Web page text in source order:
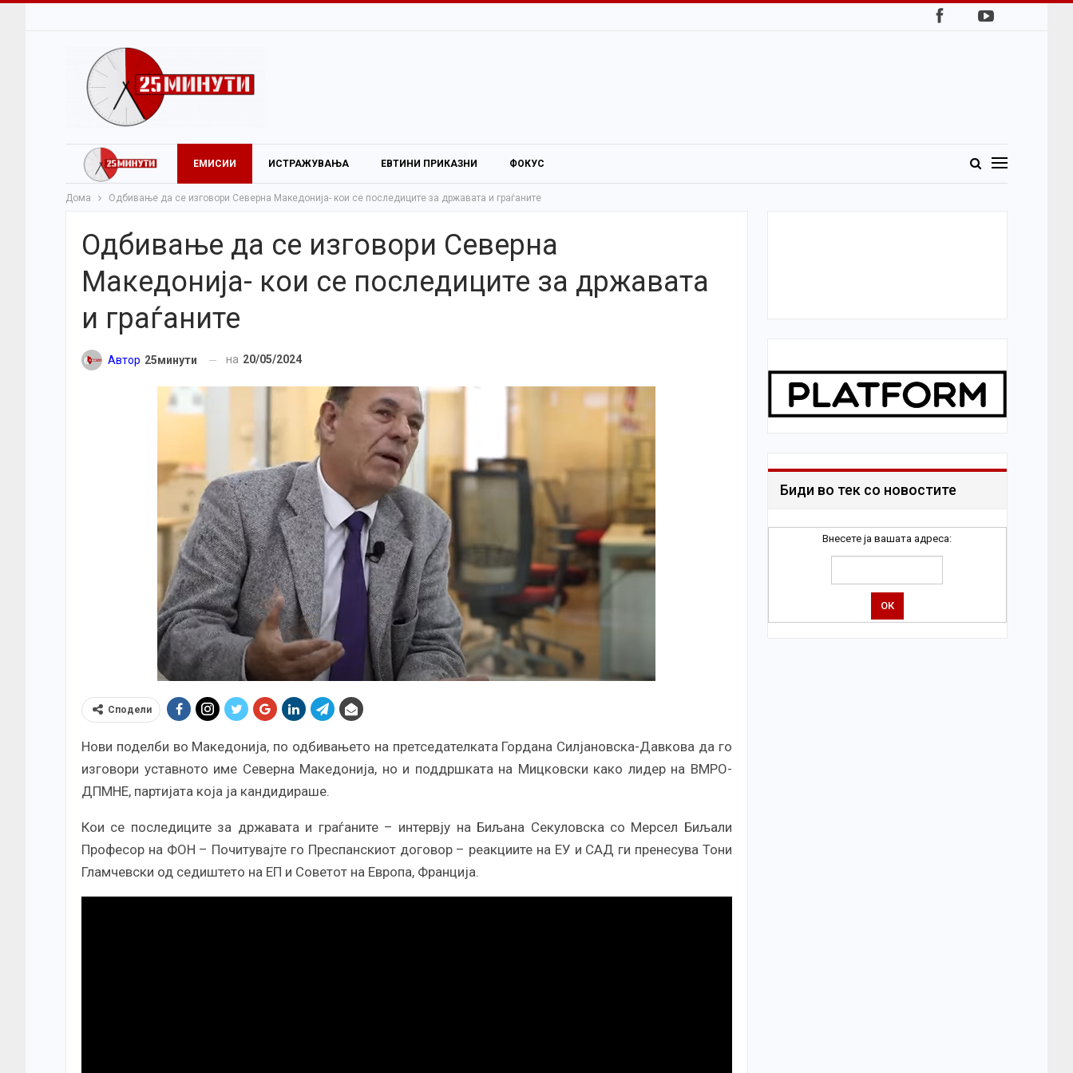
ЕМИСИИ ИСТРАЖУВАЊА ЕВТИНИ ПРИКАЗНИ ФОКУС
Дома Одбивање да се изговори Северна Македонија- кои се последиците за државата и граѓаните
Одбивање да се изговори Северна
Македонија- кои се последиците за државата
и граѓаните
Автор 25минути на 20/05/2024
Сподели
Нови поделби во Македонија, по одбивањето на претседателката Гордана Силјановска-Давкова да го
изговори уставното име Северна Македонија, но и поддршката на Мицковски како лидер на ВМРО-
ДПМНЕ, партијата која ја кандидираше.
Кои се последиците за државата и граѓаните – интервју на Биљана Секуловска со Мерсел Биљали
Професор на ФОН – Почитувајте го Преспанскиот договор – реакциите на ЕУ и САД ги пренесува Тони
Гламчевски од седиштето на ЕП и Советот на Европа, Франција.
Биди во тек со новостите
Внесете ја вашата адреса: